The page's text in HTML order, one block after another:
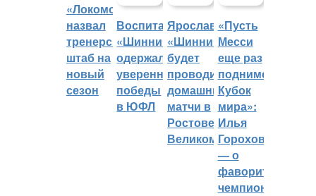
«Локомотив»
назвал
тренерский
штаб на
новый
сезон
Воспитанники
«Шинника»
одержали
уверенные
победы
в ЮФЛ
Ярославский
«Шинник»
будет
проводить
домашние
матчи в
Ростове
Великом
«Пусть
Месси
еще раз
поднимет
Кубок
мира»:
Илья
Горохов
— о
фаворитах
чемпионата